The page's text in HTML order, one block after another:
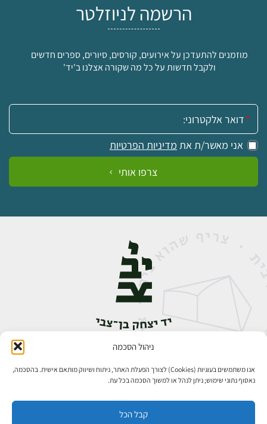
ניהול הסכמה
אנו משתמשים בעוגיות (Cookies) לצורך הפעלת האתר, ניתוח ושיווק מותאם אישית. בהסכמה,
נאסוף נתוני שימוש; ניתן לנהל או למשוך הסכמה בכל עת.
קבל הכל
הרשמה לניוזלטר
מוזמנים להתעדכן על אירועים, קורסים, סיורים, ספרים חדשים
ולקבל חדשות על כל מה שקורה אצלנו ב'יד'
אימייל:
אני מאשר/ת את מדיניות הפרטיות
צרפו אותי
אבן גבירול 14, רחביה, ירושלים